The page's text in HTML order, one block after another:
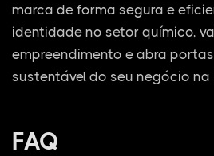
marca de forma segura e
identidade no setor químico,
empreendimento e abra
sustentável do seu negócio
FAQ